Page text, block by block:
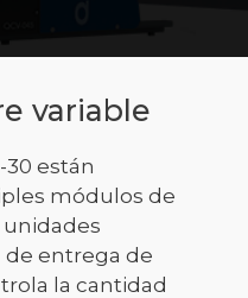
variable
30 están
módulos de
unidades
entrega de
la cantidad